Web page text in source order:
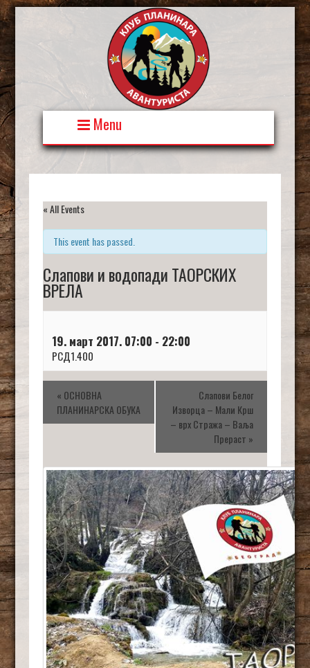
Skip
to
content
Menu
« All Events
This event has passed.
Слапови и водопади ТАОРСКИХ
ВРЕЛА
19. март 2017. 07:00 - 22:00
РСД1.400
« ОСНОВНА
ПЛАНИНАРСКА ОБУКА
Слапови Белог
Изворца – Мали Крш
– врх Стража – Ваља
Прераст »